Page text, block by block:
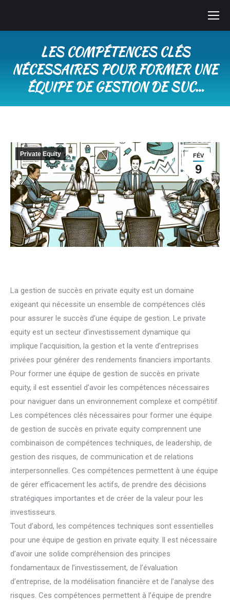
LES COMPÉTENCES CLÉS
NÉCESSAIRES POUR FORMER UNE
ÉQUIPE DE GESTION DE SUC…
FÉV
9
Private Equity
La gestion de succès en private equity est un domaine
exigeant qui nécessite un ensemble de compétences clés
pour assurer le succès d’une équipe de gestion. Le private
equity est un secteur d’investissement dynamique qui
implique l’acquisition, la gestion et la vente d’entreprises
privées pour générer des rendements financiers importants.
Pour former une équipe de gestion de succès en private
equity, il est essentiel d’avoir les compétences nécessaires
pour naviguer dans un environnement complexe et compétitif.
Les compétences clés nécessaires pour former une équipe
de gestion de succès en private equity comprennent une
combinaison de compétences techniques, de leadership, de
gestion des risques, de communication et de relations
interpersonnelles. Ces compétences permettent à une équipe
de gérer efficacement les actifs, de prendre des décisions
stratégiques importantes et de créer de la valeur pour les
investisseurs.
Tout d’abord, les compétences techniques sont essentielles
pour une équipe de gestion en private equity. Il est nécessaire
d’avoir une solide compréhension des principes
fondamentaux de l’investissement, de l’évaluation
d’entreprise, de la modélisation financière et de l’analyse des
risques. Ces compétences permettent à l’équipe de prendre